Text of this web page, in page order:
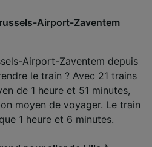
Airport-Zaventem
Airport-Zaventem depuis
le train ? Avec 21 trains
de 1 heure et 51 minutes,
moyen de voyager. Le train
1 heure et 6 minutes.